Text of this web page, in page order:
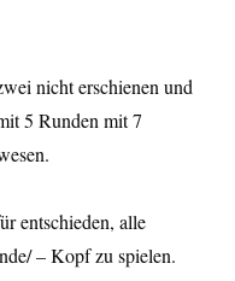
nicht erschienen und
5 Runden mit 7
entschieden, alle
– Kopf zu spielen.